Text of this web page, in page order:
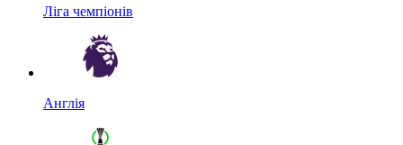
Ліга чемпіонів
Англія